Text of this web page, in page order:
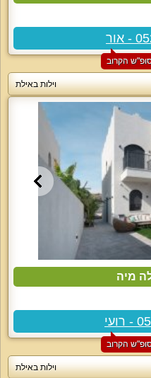
וילות באילת
מיה
וילות באילת